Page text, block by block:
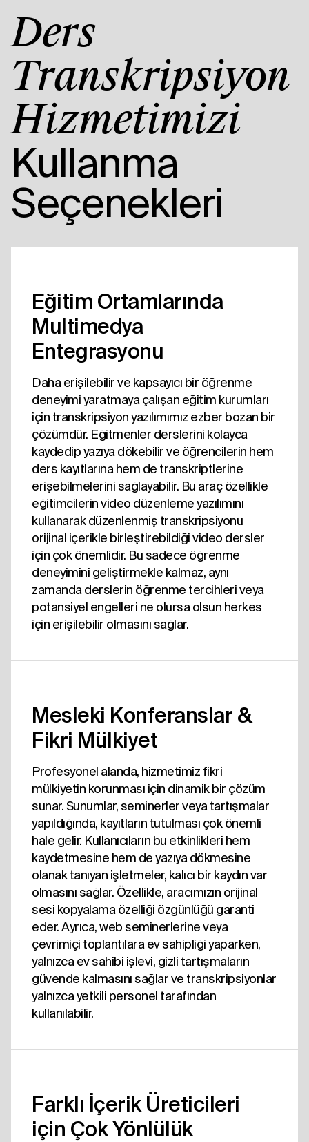
Ders
Transkripsiyon
Hizmetimizi
Kullanma
Seçenekleri
Eğitim Ortamlarında
Multimedya
Entegrasyonu
Daha erişilebilir ve kapsayıcı bir öğrenme
deneyimi yaratmaya çalışan eğitim kurumları
için transkripsiyon yazılımımız ezber bozan bir
çözümdür. Eğitmenler derslerini kolayca
kaydedip yazıya dökebilir ve öğrencilerin hem
ders kayıtlarına hem de transkriptlerine
erişebilmelerini sağlayabilir. Bu araç özellikle
eğitimcilerin video düzenleme yazılımını
kullanarak düzenlenmiş transkripsiyonu
orijinal içerikle birleştirebildiği video dersler
için çok önemlidir. Bu sadece öğrenme
deneyimini geliştirmekle kalmaz, aynı
zamanda derslerin öğrenme tercihleri veya
potansiyel engelleri ne olursa olsun herkes
için erişilebilir olmasını sağlar.
Mesleki Konferanslar &
Fikri Mülkiyet
Profesyonel alanda, hizmetimiz fikri
mülkiyetin korunması için dinamik bir çözüm
sunar. Sunumlar, seminerler veya tartışmalar
yapıldığında, kayıtların tutulması çok önemli
hale gelir. Kullanıcıların bu etkinlikleri hem
kaydetmesine hem de yazıya dökmesine
olanak tanıyan işletmeler, kalıcı bir kaydın var
olmasını sağlar. Özellikle, aracımızın orijinal
sesi kopyalama özelliği özgünlüğü garanti
eder. Ayrıca, web seminerlerine veya
çevrimiçi toplantılara ev sahipliği yaparken,
yalnızca ev sahibi işlevi, gizli tartışmaların
güvende kalmasını sağlar ve transkripsiyonlar
yalnızca yetkili personel tarafından
kullanılabilir.
Farklı İçerik Üreticileri
için Çok Yönlülük